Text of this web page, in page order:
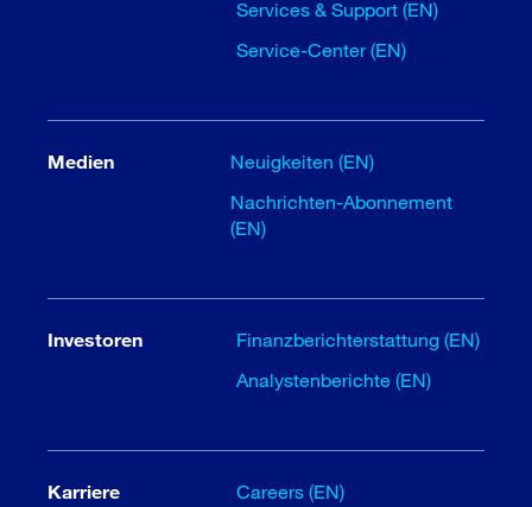
Services & Support (EN)
Service-Center (EN)
Medien
Neuigkeiten (EN)
Nachrichten-Abonnement
(EN)
Investoren
Finanzberichterstattung (EN)
Analystenberichte (EN)
Karriere
Careers (EN)